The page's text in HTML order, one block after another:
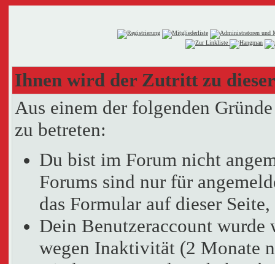
Ihnen wird der Zutritt zu
Aus einem der folgenden
zu betreten:
Du bist im Forum nicht
Forums sind nur für
das Formular auf dieser
Dein Benutzeraccount wurde
wegen Inaktivität (2 Monate